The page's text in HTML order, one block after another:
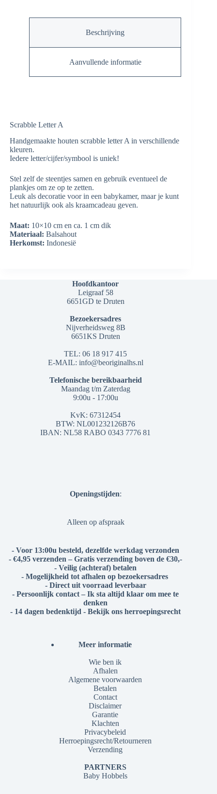
Beschrijving
Aanvullende informatie
Scrabble Letter A
Handgemaakte houten scrabble letter A in verschillende
kleuren.
Iedere letter/cijfer/symbool is uniek!
Stel zelf de steentjes samen en gebruik eventueel de
plankjes om ze op te zetten.
Leuk als decoratie voor in een babykamer, maar je kunt
het natuurlijk ook als kraamcadeau geven.
Maat: 10×10 cm en ca. 1 cm dik
Materiaal: Balsahout
Herkomst: Indonesië
Hoofdkantoor
Leigraaf 58
6651GD te Druten
Bezoekersadres
Nijverheidsweg 8B
6651KS Druten
TEL: 06 18 917 415
E-MAIL: info@beoriginalhs.nl
Telefonische bereikbaarheid
Maandag t/m Zaterdag
9:00u - 17:00u
KvK: 67312454
BTW: NL001232126B76
IBAN: NL58 RABO 0343 7776 81
Openingstijden:
Alleen op afspraak
- Voor 13:00u besteld, dezelfde werkdag verzonden
- €4,95 verzenden – Gratis verzending boven de €30,-
- Veilig (achteraf) betalen
- Mogelijkheid tot afhalen op bezoekersadres
- Direct uit voorraad leverbaar
- Persoonlijk contact – Ik sta altijd klaar om mee te
denken
- 14 dagen bedenktijd - Bekijk ons herroepingsrecht
Meer informatie
Wie ben ik
Afhalen
Algemene voorwaarden
Betalen
Contact
Disclaimer
Garantie
Klachten
Privacybeleid
Herroepingsrecht/Retourneren
Verzending
PARTNERS
Baby Hobbels